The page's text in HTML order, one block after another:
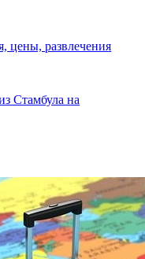
цены, развлечения
Стамбула на